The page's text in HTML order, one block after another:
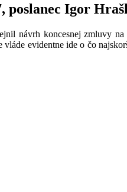
Igor
návrh koncesnej zmluvy
evidentne ide o čo